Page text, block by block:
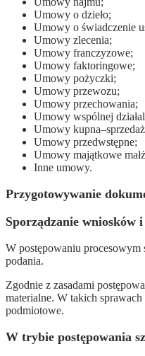
Umowy o dzieło;
Umowy o świadczenie
Umowy zlecenia;
Umowy franczyzowe;
Umowy faktoringowe;
Umowy pożyczki;
Umowy przewozu;
Umowy przechowania;
Umowy wspólnej
Umowy
Umowy przedwstępne;
Umowy majątkowe
Inne umowy.
Przygotowywanie
Sporządzanie wniosków
W postępowaniu procesowym
podania.
Zgodnie z zasadami
materialne. W takich
podmiotowe.
W trybie postępowania